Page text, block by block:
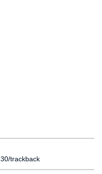
trackback